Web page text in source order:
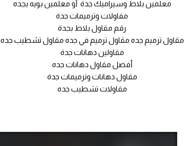
معلمين بلاط وسيراميك جدة أو معلمين بويه بجده
مفاولات وترميمات جدة
رقم مقاول بلاط بجدة
مقاول ترميم جده مقاول ترميم في جده مقاول تشطيب جده
مقاولين دهانات جدة
أفضل مقاول دهانات جده
مقاول دهانات وترميمات جدة
مقاولات تشطيب جده